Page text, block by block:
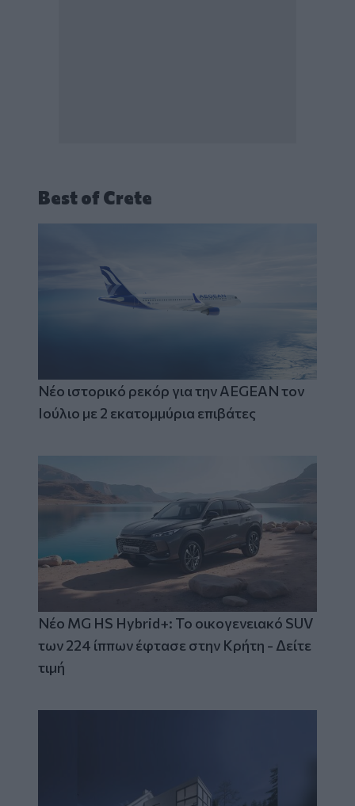
Best of Crete
Νέο ιστορικό ρεκόρ για την AEGEAN τον
Ιούλιο με 2 εκατομμύρια επιβάτες
Νέο MG HS Hybrid+: Το οικογενειακό SUV
των 224 ίππων έφτασε στην Κρήτη - Δείτε
τιμή